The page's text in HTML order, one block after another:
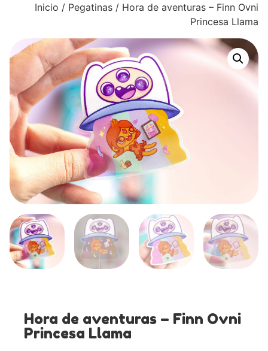
Inicio / Pegatinas / Hora de aventuras – Finn Ovni
Princesa Llama
Hora de aventuras – Finn Ovni
Princesa Llama